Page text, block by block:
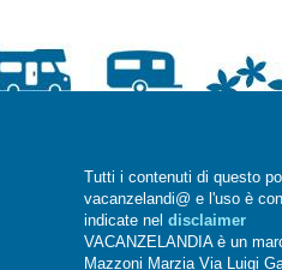
Tutti i contenuti di questo
vacanzelandi@ e l'uso è
indicate nel disclaimer
VACANZELANDIA è un
Mazzoni Marzia Via Luigi